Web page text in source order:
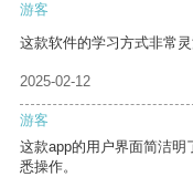
游客
这款软件的学习方式非常
2025-02-12
游客
这款app的用户界面简洁
悉操作。